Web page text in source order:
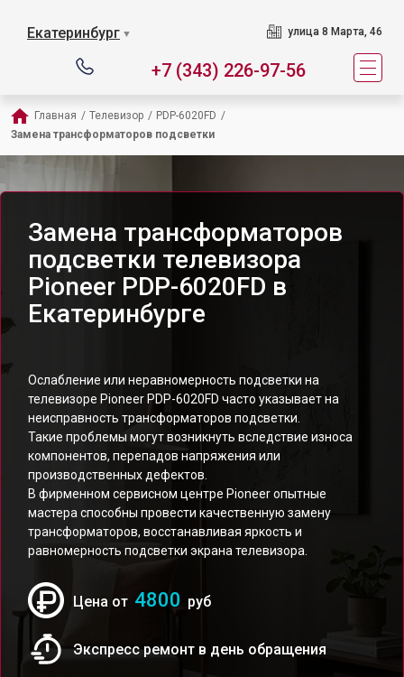
Екатеринбург ▼ улица 8 Марта, 46
+7 (343) 226-97-56
Главная / Телевизор / PDP-6020FD /
Замена трансформаторов подсветки
Замена трансформаторов
подсветки телевизора
Pioneer PDP-6020FD в
Екатеринбурге
Ослабление или неравномерность подсветки на
телевизоре Pioneer PDP-6020FD часто указывает на
неисправность трансформаторов подсветки.
Такие проблемы могут возникнуть вследствие износа
компонентов, перепадов напряжения или
производственных дефектов.
В фирменном сервисном центре Pioneer опытные
мастера способны провести качественную замену
трансформаторов, восстанавливая яркость и
равномерность подсветки экрана телевизора.
Цена от 4800 руб
Экспресс ремонт в день обращения